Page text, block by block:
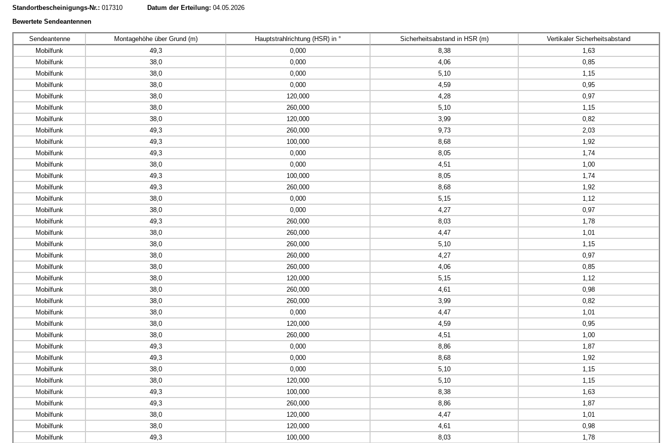
Standortbescheinigungs-Nr.: 017310 Datum der Erteilung: 04.05.2026
Bewertete Sendeantennen
Sendeantenne Montagehöhe über Grund (m) Hauptstrahlrichtung (HSR) in ° Sicherheitsabstand in HSR (m)
Vertikaler Sicherheitsabstand
Mobilfunk
49,3 0,000 8,38
1,63
Mobilfunk
38,0 0,000 4,06
0,85
Mobilfunk
38,0 0,000 5,10
1,15
Mobilfunk
38,0 0,000 4,59
0,95
Mobilfunk
38,0 120,000 4,28
0,97
Mobilfunk
38,0 260,000 5,10
1,15
Mobilfunk
38,0 120,000 3,99
0,82
Mobilfunk
49,3 260,000 9,73
2,03
Mobilfunk
49,3 100,000 8,68
1,92
Mobilfunk
49,3 0,000 8,05
1,74
Mobilfunk
38,0 0,000 4,51
1,00
Mobilfunk
49,3 100,000 8,05
1,74
Mobilfunk
49,3 260,000 8,68
1,92
Mobilfunk
38,0 0,000 5,15
1,12
Mobilfunk
38,0 0,000 4,27
0,97
Mobilfunk
49,3 260,000 8,03
1,78
Mobilfunk
38,0 260,000 4,47
1,01
Mobilfunk
38,0 260,000 5,10
1,15
Mobilfunk
38,0 260,000 4,27
0,97
Mobilfunk
38,0 260,000 4,06
0,85
Mobilfunk
38,0 120,000 5,15
1,12
Mobilfunk
38,0 260,000 4,61
0,98
Mobilfunk
38,0 260,000 3,99
0,82
Mobilfunk
38,0 0,000 4,47
1,01
Mobilfunk
38,0 120,000 4,59
0,95
Mobilfunk
38,0 260,000 4,51
1,00
Mobilfunk
49,3 0,000 8,86
1,87
Mobilfunk
49,3 0,000 8,68
1,92
Mobilfunk
38,0 0,000 5,10
1,15
Mobilfunk
38,0 120,000 5,10
1,15
Mobilfunk
49,3 100,000 8,38
1,63
Mobilfunk
49,3 260,000 8,86
1,87
Mobilfunk
38,0 120,000 4,47
1,01
Mobilfunk
38,0 120,000 4,61
0,98
Mobilfunk
49,3 100,000 8,03 1,78